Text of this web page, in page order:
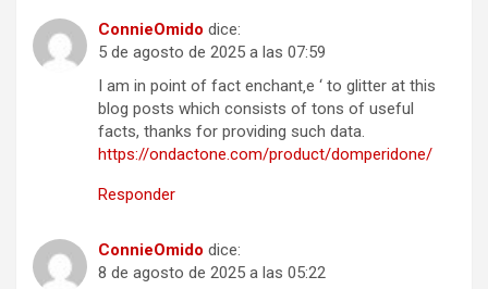
ConnieOmido dice:
5 de agosto de 2025 a las 07:59
I am in point of fact enchant‚e ‘ to glitter at this
blog posts which consists of tons of useful
facts, thanks for providing such data.
https://ondactone.com/product/domperidone/
Responder
ConnieOmido dice:
8 de agosto de 2025 a las 05:22